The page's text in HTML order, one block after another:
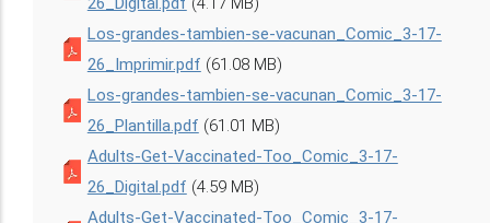
Los-grandes-tambien-se-vacunan_Comic_3-17-
26_Imprimir.pdf (61.08 MB)
Los-grandes-tambien-se-vacunan_Comic_3-17-
26_Plantilla.pdf (61.01 MB)
Adults-Get-Vaccinated-Too_Comic_3-17-
26_Digital.pdf (4.59 MB)
Adults-Get-Vaccinated-Too_Comic_3-17-